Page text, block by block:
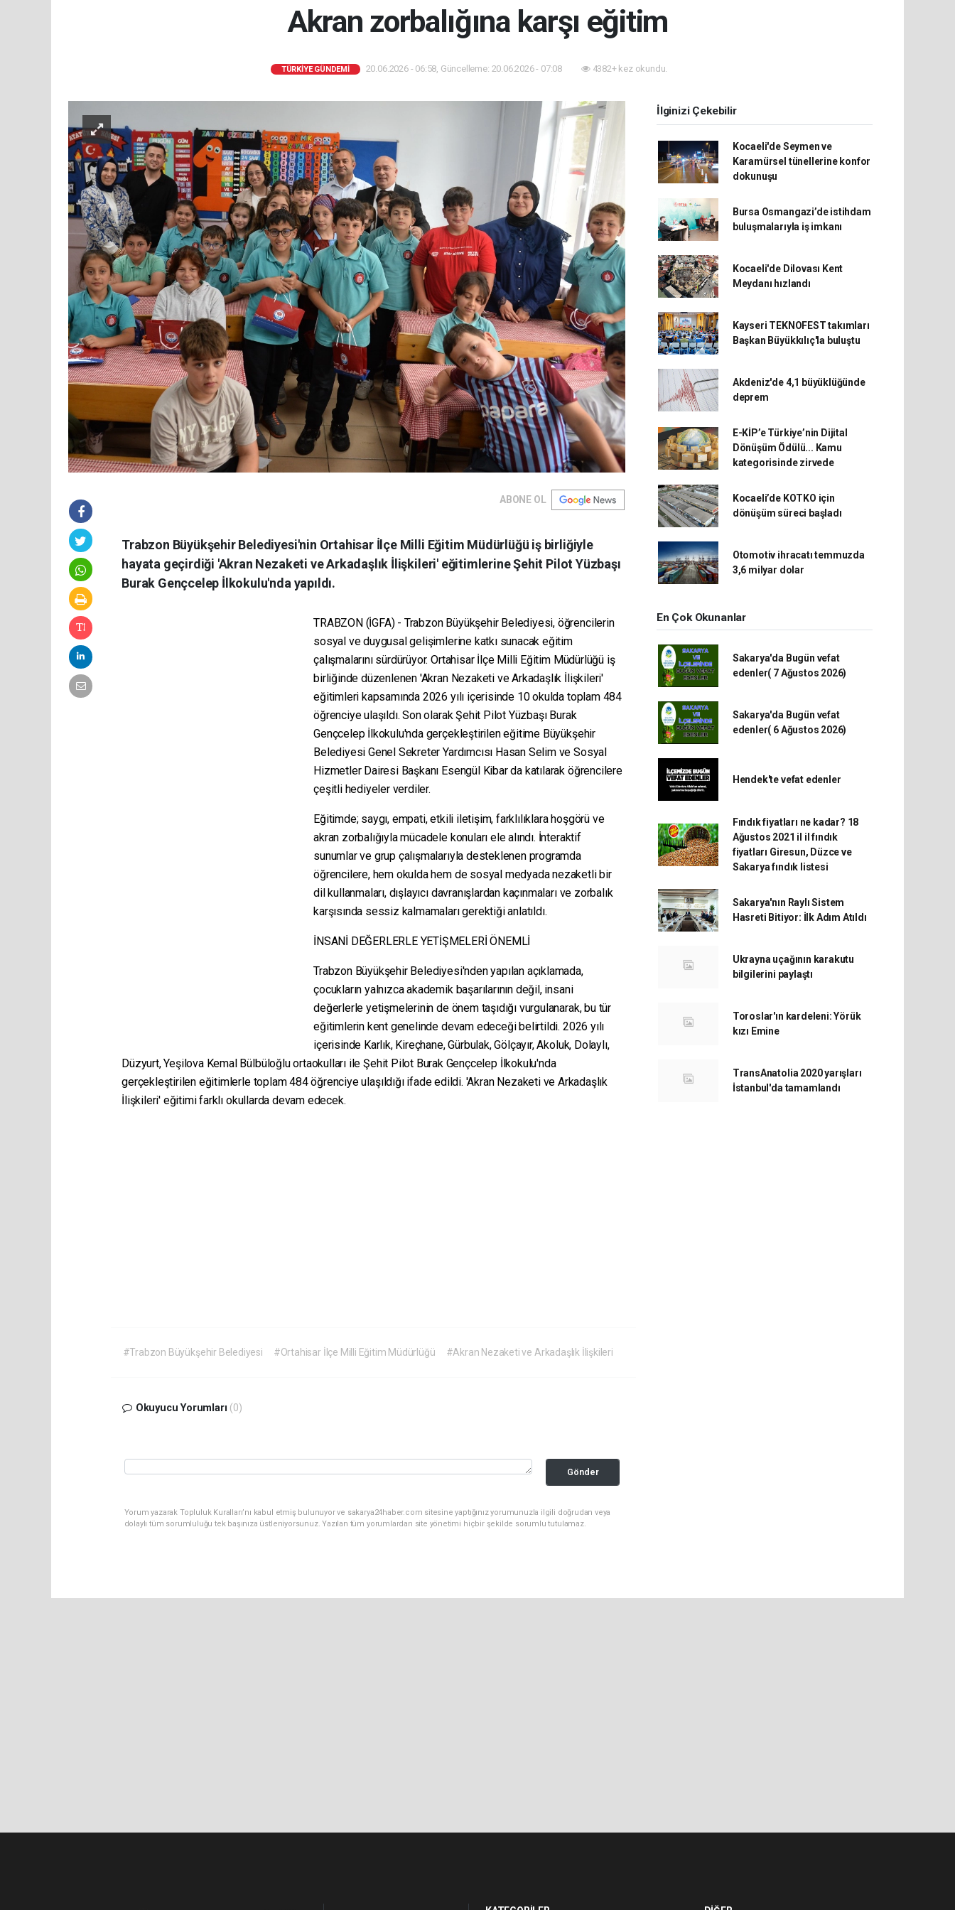
Akran zorbalığına karşı eğitim
TÜRKİYE GÜNDEMİ 20.06.2026 - 06:58, Güncelleme: 20.06.2026 - 07:08 4382+ kez okundu.
ABONE OL
Trabzon Büyükşehir Belediyesi'nin Ortahisar İlçe Milli Eğitim Müdürlüğü iş birliğiyle
hayata geçirdiği 'Akran Nezaketi ve Arkadaşlık İlişkileri' eğitimlerine Şehit Pilot Yüzbaşı
Burak Gençcelep İlkokulu'nda yapıldı.
TRABZON (İGFA) - Trabzon Büyükşehir Belediyesi, öğrencilerin
sosyal ve duygusal gelişimlerine katkı sunacak eğitim
çalışmalarını sürdürüyor. Ortahisar İlçe Milli Eğitim Müdürlüğü iş
birliğinde düzenlenen 'Akran Nezaketi ve Arkadaşlık İlişkileri'
eğitimleri kapsamında 2026 yılı içerisinde 10 okulda toplam 484
öğrenciye ulaşıldı. Son olarak Şehit Pilot Yüzbaşı Burak
Gençcelep İlkokulu'nda gerçekleştirilen eğitime Büyükşehir
Belediyesi Genel Sekreter Yardımcısı Hasan Selim ve Sosyal
Hizmetler Dairesi Başkanı Esengül Kibar da katılarak öğrencilere
çeşitli hediyeler verdiler.
Eğitimde; saygı, empati, etkili iletişim, farklılıklara hoşgörü ve
akran zorbalığıyla mücadele konuları ele alındı. İnteraktif
sunumlar ve grup çalışmalarıyla desteklenen programda
öğrencilere, hem okulda hem de sosyal medyada nezaketli bir
dil kullanmaları, dışlayıcı davranışlardan kaçınmaları ve zorbalık
karşısında sessiz kalmamaları gerektiği anlatıldı.
İNSANİ DEĞERLERLE YETİŞMELERİ ÖNEMLİ
Trabzon Büyükşehir Belediyesi'nden yapılan açıklamada,
çocukların yalnızca akademik başarılarının değil, insani
değerlerle yetişmelerinin de önem taşıdığı vurgulanarak, bu tür
eğitimlerin kent genelinde devam edeceği belirtildi. 2026 yılı
içerisinde Karlık, Kireçhane, Gürbulak, Gölçayır, Akoluk, Dolaylı,
Düzyurt, Yeşilova Kemal Bülbüloğlu ortaokulları ile Şehit Pilot Burak Gençcelep İlkokulu'nda
gerçekleştirilen eğitimlerle toplam 484 öğrenciye ulaşıldığı ifade edildi. 'Akran Nezaketi ve Arkadaşlık
İlişkileri' eğitimi farklı okullarda devam edecek.
#Trabzon Büyükşehir Belediyesi #Ortahisar İlçe Milli Eğitim Müdürlüğü #Akran Nezaketi ve Arkadaşlık İlişkileri
Okuyucu Yorumları (0)
Gönder
Yorum yazarak Topluluk Kuralları’nı kabul etmiş bulunuyor ve sakarya24haber.com sitesine yaptığınız yorumunuzla ilgili doğrudan veya
dolaylı tüm sorumluluğu tek başınıza üstleniyorsunuz. Yazılan tüm yorumlardan site yönetimi hiçbir şekilde sorumlu tutulamaz.
İlginizi Çekebilir
Kocaeli'de Seymen ve
Karamürsel tünellerine konfor
dokunuşu
Bursa Osmangazi’de istihdam
buluşmalarıyla iş imkanı
Kocaeli'de Dilovası Kent
Meydanı hızlandı
Kayseri TEKNOFEST takımları
Başkan Büyükkılıç'la buluştu
Akdeniz'de 4,1 büyüklüğünde
deprem
E-KİP’e Türkiye’nin Dijital
Dönüşüm Ödülü... Kamu
kategorisinde zirvede
Kocaeli’de KOTKO için
dönüşüm süreci başladı
Otomotiv ihracatı temmuzda
3,6 milyar dolar
En Çok Okunanlar
Sakarya'da Bugün vefat
edenler( 7 Ağustos 2026)
Sakarya'da Bugün vefat
edenler( 6 Ağustos 2026)
Hendek'te vefat edenler
Fındık fiyatları ne kadar? 18
Ağustos 2021 il il fındık
fiyatları Giresun, Düzce ve
Sakarya fındık listesi
Sakarya'nın Raylı Sistem
Hasreti Bitiyor: İlk Adım Atıldı
Ukrayna uçağının karakutu
bilgilerini paylaştı
Toroslar'ın kardeleni: Yörük
kızı Emine
TransAnatolia 2020 yarışları
İstanbul'da tamamlandı